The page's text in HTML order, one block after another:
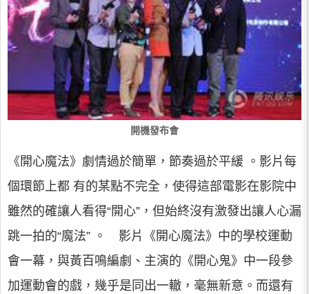
開機發布會
《開心魔法》劇情過於簡單，節奏過於平緩 。影片每
個環節上都 有的某點不完全，使得這部電影在影院中
雖然的確讓人看得“開心”，但始終沒有激發出讓人心漏
跳一拍的“魔法” 。 影片《開心魔法》中的學校運動
會一幕，與黃百鳴編劇、主演的《開心鬼》中一段參
加運動會的戲，幾乎是同出一轍，毫無新意。而還有